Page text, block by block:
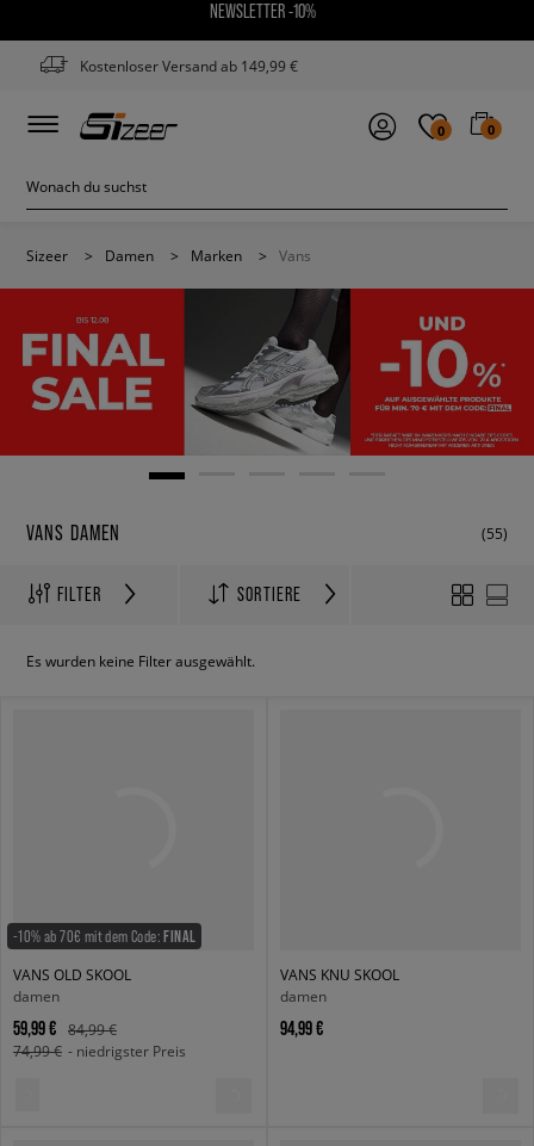
NEWSLETTER -10%
Kostenloser Versand ab 149,99 €
0 0
Sizeer > Damen > Marken > Vans
VANS DAMEN (55)
FILTER SORTIERE
Es wurden keine Filter ausgewählt.
-10% ab 70€ mit dem Code:FINAL
VANS OLD SKOOL
damen
59,99 €
84,99 €
74,99 € - niedrigster Preis
VANS KNU SKOOL
damen
94,99 €